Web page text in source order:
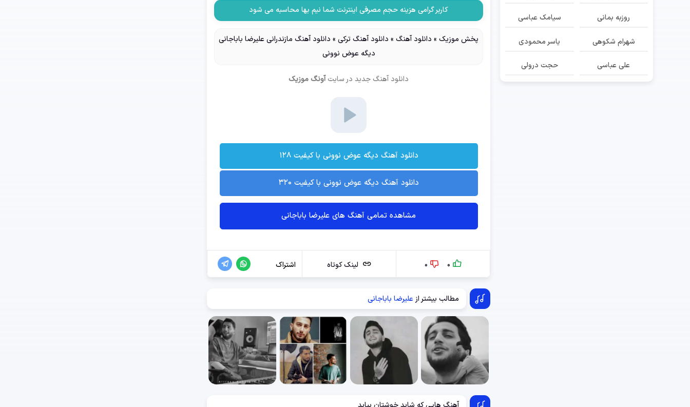
کاربر گرامی هزینه حجم مصرفی اینترنت شما نیم بها محاسبه می شود
پخش موزیک» دانلود آهنگ» دانلود آهنگ ترکی» دانلود آهنگ مازندرانی علیرضا باباجانی
دیگه عوض نوونی
دانلود آهنگ جدیددر سایت آونگ موزیک
دانلود آهنگ دیگه عوض نوونی با کیفیت ۱۲۸
دانلود آهنگ دیگه عوض نوونی با کیفیت ۳۲۰
مشاهده تمامی آهنگ های علیرضا باباجانی
0
0 لینک کوتاه اشتراک
مطالب بیشتر از علیرضا باباجانی
روزبه بمانی سیامک عباسی
شهرام شکوهی یاسر محمودی
علی عباسی حجت درولی